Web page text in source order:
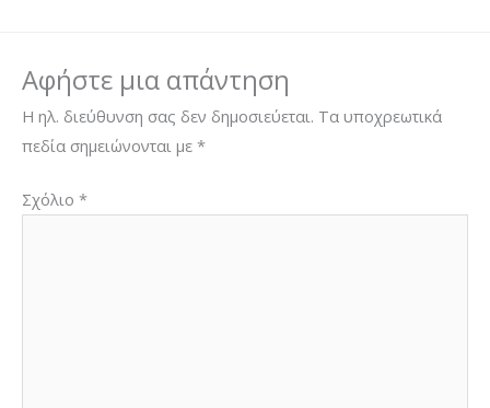
Αφήστε μια απάντηση
Η ηλ. διεύθυνση σας δεν δημοσιεύεται. Τα υποχρεωτικά
πεδία σημειώνονται με *
Σχόλιο *